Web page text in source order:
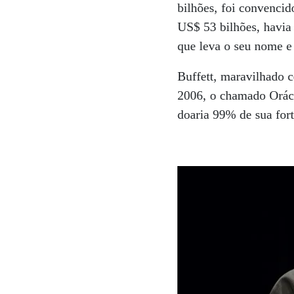
bilhões, foi
US$ 53 bilhões,
que leva o seu nome
Buffett, maravilhado
2006, o chamado
doaria 99% de sua